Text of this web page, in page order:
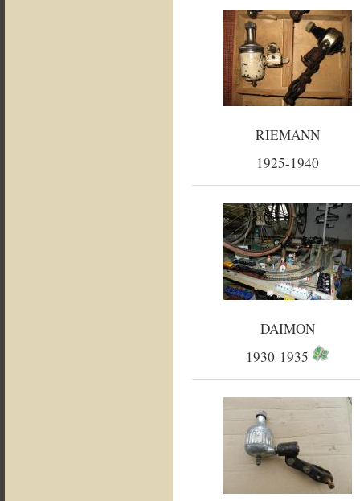
RIEMANN
1925-1940
DAIMON
1930-1935